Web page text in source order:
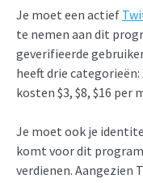
Je moet een actief
te nemen aan dit
geverifieerde
heeft drie categorieën:
kosten $3, $8, $16 per
Je moet ook je
komt voor dit
verdienen. Aangezien